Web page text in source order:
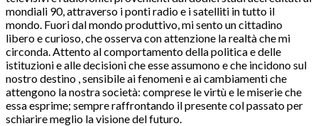
mondiali 90, attraverso i ponti radio e i satelliti in tutto il
mondo. Fuori dal mondo produttivo, mi sento un cittadino
libero e curioso, che osserva con attenzione la realtà che mi
circonda. Attento al comportamento della politica e delle
istituzioni e alle decisioni che esse assumono e che incidono sul
nostro destino , sensibile ai fenomeni e ai cambiamenti che
attengono la nostra società: comprese le virtù e le miserie che
essa esprime; sempre raffrontando il presente col passato per
schiarire meglio la visione del futuro.